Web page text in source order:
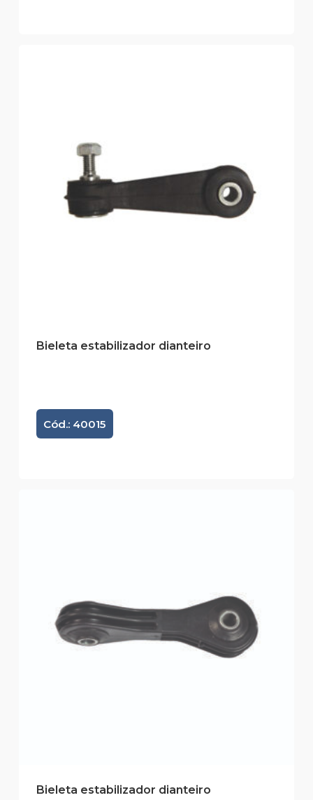
Bieleta estabilizador dianteiro
Cód.: 40015
Bieleta estabilizador dianteiro